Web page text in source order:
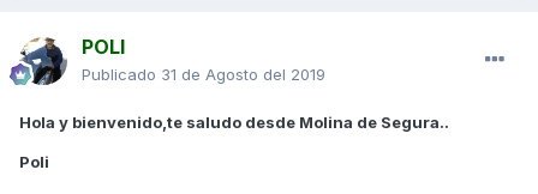
POLI
Publicado 31 de Agosto del 2019
Hola y bienvenido,te saludo desde Molina de Segura..
Poli